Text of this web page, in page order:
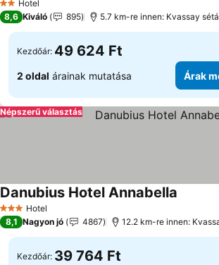
2 Kategória
Hotel
8,6 Kiváló 895 5.7 km-re innen: Kvassay
Kezdőár: 49 624 Ft
2 oldal árainak mutatása Árak
Népszerű választás
3 Kategória
Hotel
Danubius Hotel Annabella
8,1 Nagyon jó 4867 12.2 km-re innen:
Kezdőár: 39 764 Ft